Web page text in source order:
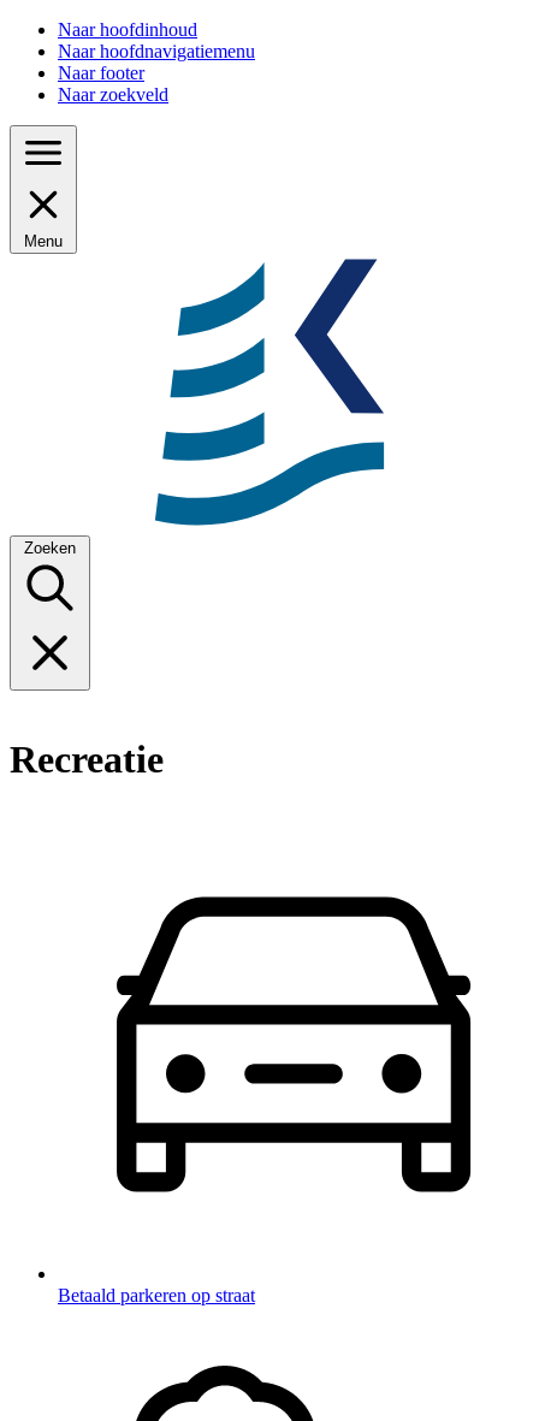
Naar hoofdinhoud
Naar hoofdnavigatiemenu
Naar footer
Naar zoekveld
Menu
Zoeken
Recreatie
Betaald parkeren op straat